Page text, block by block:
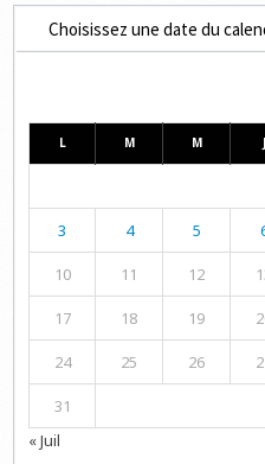
Choisissez une date du
L M M J
3 4 5
10 11 12
17 18 19
24 25 26
31
« Juil